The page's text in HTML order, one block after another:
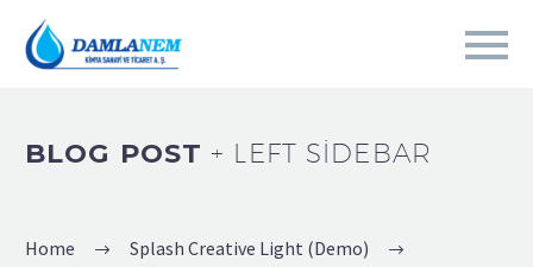
BLOG POST+ LEFT SIDEBAR
Home
Splash Creative Light (Demo)